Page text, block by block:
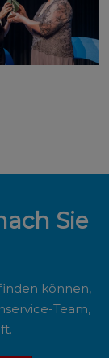
Sie
können,
Team,